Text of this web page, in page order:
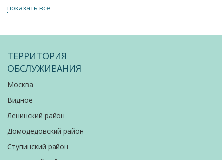
показать все
ТЕРРИТОРИЯ
ОБСЛУЖИВАНИЯ
Москва
Видное
Ленинский район
Домодедовский район
Ступинский район